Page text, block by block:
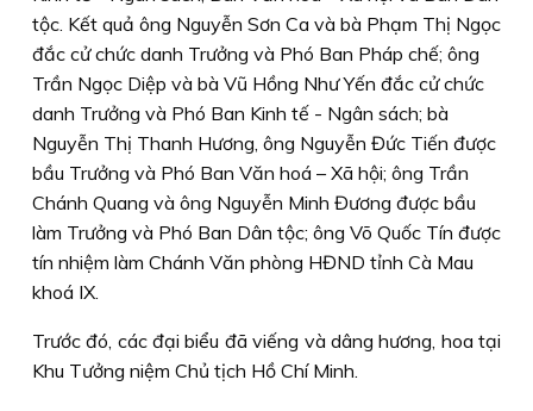
tộc. Kết quả ông Nguyễn Sơn Ca và bà Phạm Thị Ngọc
đắc cử chức danh Trưởng và Phó Ban Pháp chế; ông
Trần Ngọc Diệp và bà Vũ Hồng Như Yến đắc cử chức
danh Trưởng và Phó Ban Kinh tế - Ngân sách; bà
Nguyễn Thị Thanh Hương, ông Nguyễn Đức Tiến được
bầu Trưởng và Phó Ban Văn hoá – Xã hội; ông Trần
Chánh Quang và ông Nguyễn Minh Đương được bầu
làm Trưởng và Phó Ban Dân tộc; ông Võ Quốc Tín được
tín nhiệm làm Chánh Văn phòng HĐND tỉnh Cà Mau
khoá IX.
Trước đó, các đại biểu đã viếng và dâng hương, hoa tại
Khu Tưởng niệm Chủ tịch Hồ Chí Minh.